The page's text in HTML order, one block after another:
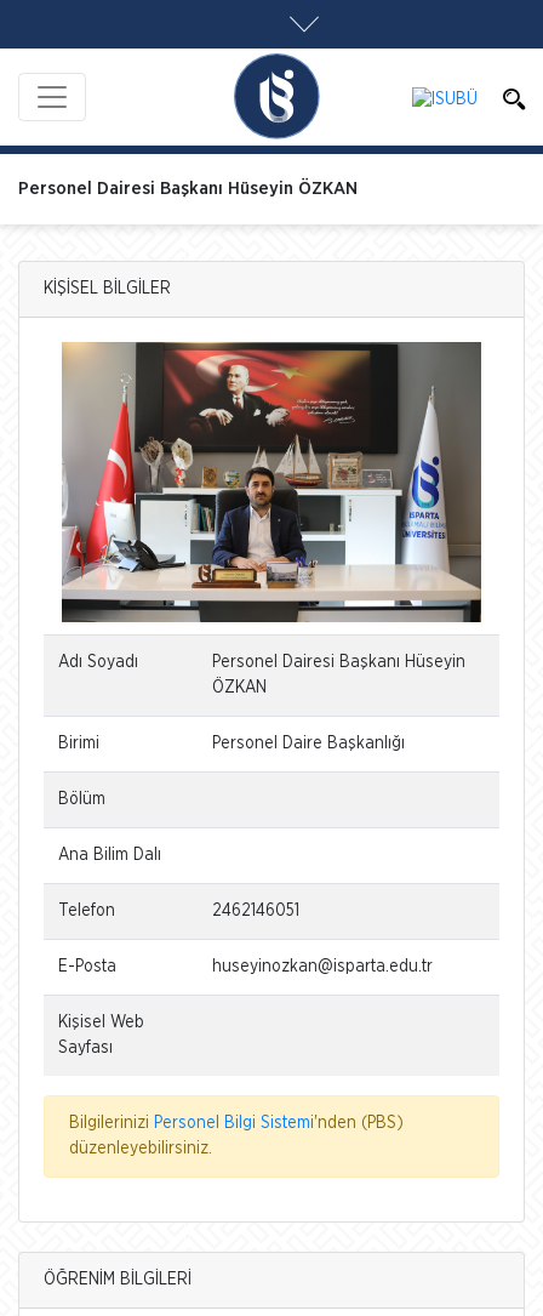
Personel Dairesi Başkanı Hüseyin ÖZKAN
KİŞİSEL BİLGİLER
Adı Soyadı
Personel Dairesi Başkanı Hüseyin
ÖZKAN
Birimi Personel Daire Başkanlığı
Bölüm
Ana Bilim Dalı
Telefon 2462146051
E-Posta huseyinozkan@isparta.edu.tr
Kişisel Web
Sayfası
Bilgilerinizi Personel Bilgi Sistemi'nden (PBS)
düzenleyebilirsiniz.
ÖĞRENİM BİLGİLERİ